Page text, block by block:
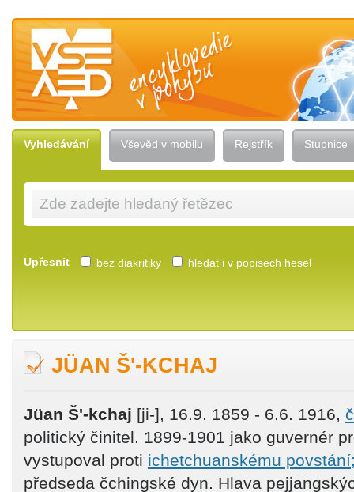
Vševěd — encyklopedie v pohybu
Vyhledávání Vševěd v mobilu Rejstřík Stupnice
Upřesnit bez diakritiky hledat i v popisech hesel
JÜAN Š'-KCHAJ
Jüan Š'-kchaj [ji-], 16.9. 1859 - 6.6. 1916,
politický činitel. 1899-1901 jako guvernér
vystupoval proti ichetchuanskému
předseda čchingské dyn. Hlava